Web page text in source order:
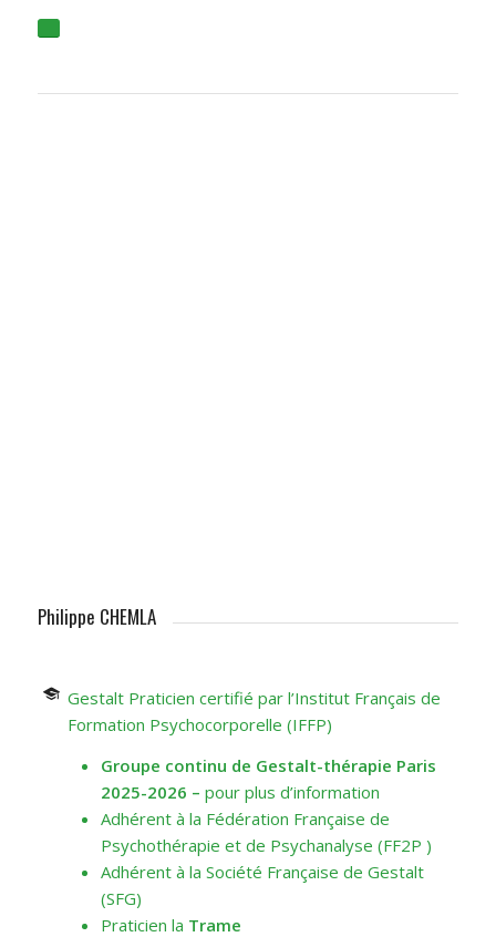
Philippe CHEMLA
Gestalt Praticien certifié par l’Institut Français de
Formation Psychocorporelle (IFFP)
Groupe continu de Gestalt-thérapie Paris
2025-2026 –pour plus d’information
Adhérent à la Fédération Française de
Psychothérapie et de Psychanalyse (FF2P )
Adhérent à la Société Française de Gestalt
(SFG)
Praticien la Trame